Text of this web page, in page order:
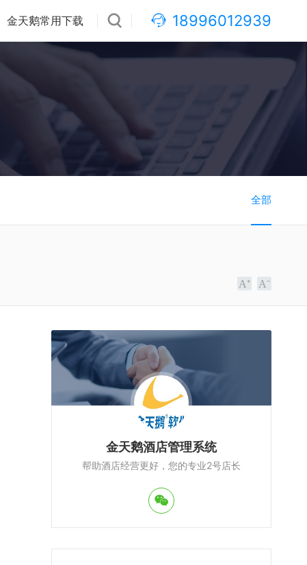
18996012939
金天鹅常用下载
全部
金天鹅酒店管理系统
帮助酒店经营更好，您的专业2号店长